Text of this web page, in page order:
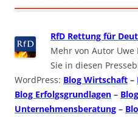
RfD Rettung für
Mehr von Autor Uwe
Sie in diesen
WordPress: Blog Wirtschaft –
Blog Erfolgsgrundlagen –
Unternehmensberatung –